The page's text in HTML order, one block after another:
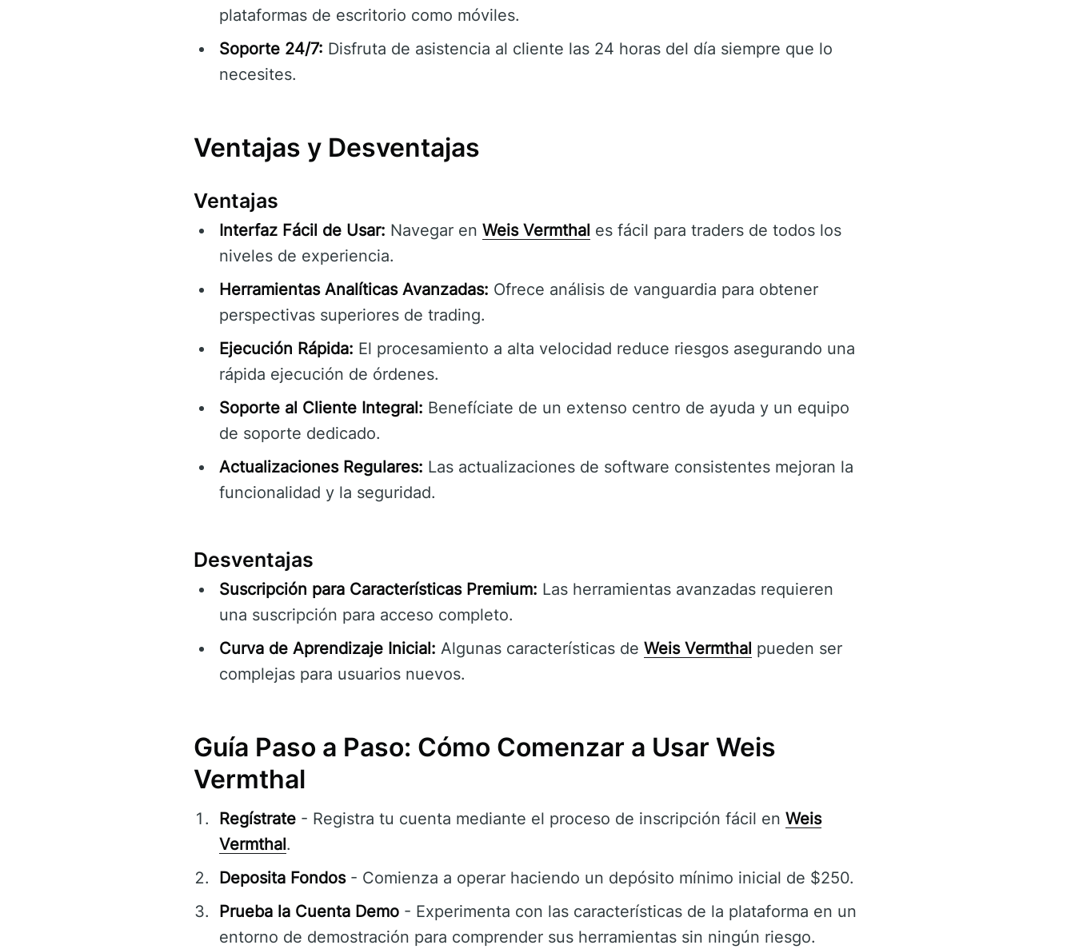
plataformas de escritorio como móviles.
Soporte 24/7: Disfruta de asistencia al cliente las 24 horas del día siempre que lo
necesites.
Ventajas y Desventajas
Ventajas
Interfaz Fácil de Usar: Navegar en Weis Vermthal es fácil para traders de todos los
niveles de experiencia.
Herramientas Analíticas Avanzadas: Ofrece análisis de vanguardia para obtener
perspectivas superiores de trading.
Ejecución Rápida: El procesamiento a alta velocidad reduce riesgos asegurando una
rápida ejecución de órdenes.
Soporte al Cliente Integral: Benefíciate de un extenso centro de ayuda y un equipo
de soporte dedicado.
Actualizaciones Regulares: Las actualizaciones de software consistentes mejoran la
funcionalidad y la seguridad.
Desventajas
Suscripción para Características Premium: Las herramientas avanzadas requieren
una suscripción para acceso completo.
Curva de Aprendizaje Inicial: Algunas características de Weis Vermthal pueden ser
complejas para usuarios nuevos.
Guía Paso a Paso: Cómo Comenzar a Usar Weis
Vermthal
Regístrate - Registra tu cuenta mediante el proceso de inscripción fácil en Weis
Vermthal.
Deposita Fondos- Comienza a operar haciendo un depósito mínimo inicial de $250.
Prueba la Cuenta Demo - Experimenta con las características de la plataforma en un
entorno de demostración para comprender sus herramientas sin ningún riesgo.